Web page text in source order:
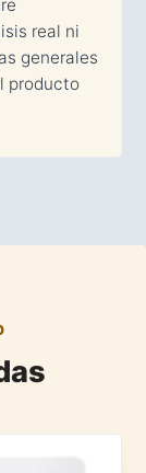
real ni
generales
producto